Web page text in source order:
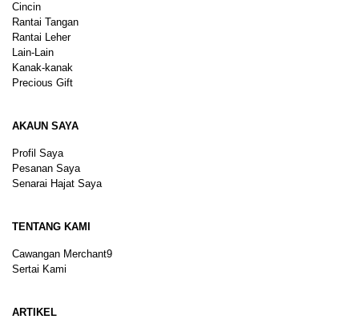
Cincin
Rantai Tangan
Rantai Leher
Lain-Lain
Kanak-kanak
Precious Gift
AKAUN SAYA
Profil Saya
Pesanan Saya
Senarai Hajat Saya
TENTANG KAMI
Cawangan Merchant9
Sertai Kami
ARTIKEL